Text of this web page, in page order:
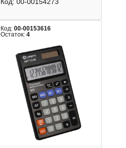
Код: 00-00153616
Остаток: 4